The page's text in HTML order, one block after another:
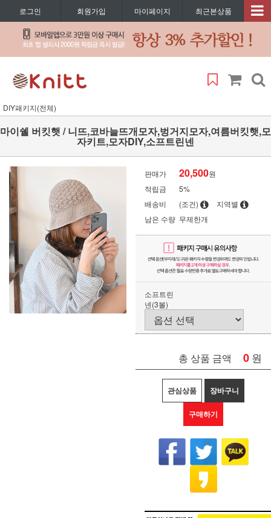
로그인 회원가입 마이페이지 최근본상품
DIY패키지(전체)
마이쉘 버킷햇 / 니뜨,코바늘뜨개모자,벙거지모자,여름버킷햇,모
자키트,모자DIY,소프트린넨
판매가 20,500원
적립금
5%
배송비
(조건)
지역별
남은 수량 무제한개
소프트린
넨(3볼)
총 상품 금액 0 원
관심상품 장바구니
구매하기